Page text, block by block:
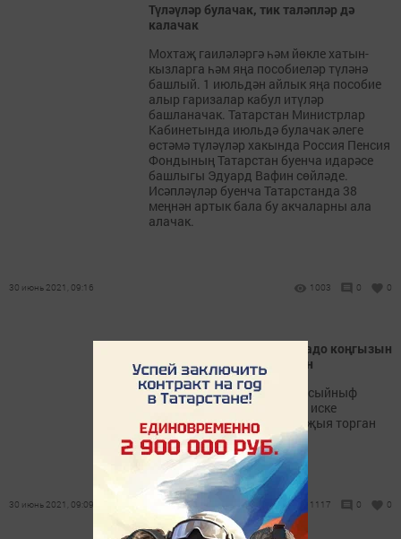
Түләүләр булачак, тик таләпләр дә
калачак
Мохтаҗ гаиләләргә һәм йөкле хатын-
кызларга һәм яңа пособиеләр түләнә
башлый. 1 июльдән айлык яңа пособие
алыр гаризалар кабул итүләр
башланачак. Татарстан Министрлар
Кабинетында июльдә булачак әлеге
өстәмә түләүләр хакында Россия Пенсия
Фондының Татарстан буенча идарәсе
башлыгы Эдуард Вафин сөйләде.
Исәпләүләр буенча Татарстанда 38
меңнән артык бала бу акчаларны ала
алачак.
30 июнь 2021, 09:16 1003 0 0
Татарстан укучысы колорадо коңгызын
җыю җайланмасын ясаган
Азнакай районыннан 7нче сыйныф
укучысы Айнур Алтынбаев иске
велосипед нигезендә корт җыя торган
механизм төзегән.
30 июнь 2021, 09:09 1117 0 0